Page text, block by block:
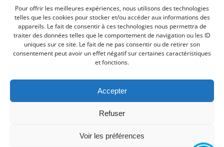
Pour offrir les meilleures expériences, nous utilisons des technologies
telles que les cookies pour stocker et/ou accéder aux informations des
appareils. Le fait de consentir à ces technologies nous permettra de
traiter des données telles que le comportement de navigation ou les ID
uniques sur ce site. Le fait de ne pas consentir ou de retirer son
consentement peut avoir un effet négatif sur certaines caractéristiques
et fonctions.
Accepter
Refuser
Voir les préférences
L'intercommunalité
Intramuros
Suivez-nous sur Facebook
Site